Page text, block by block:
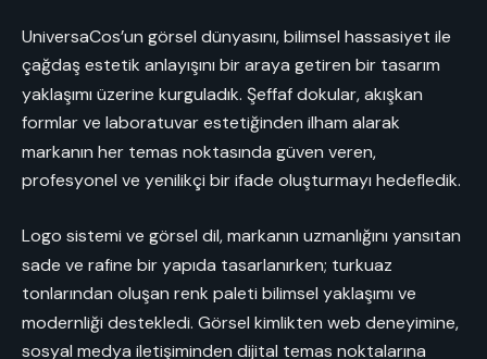
UniversaCos’un görsel dünyasını, bilimsel hassasiyet ile
çağdaş estetik anlayışını bir araya getiren bir tasarım
yaklaşımı üzerine kurguladık. Şeffaf dokular, akışkan
formlar ve laboratuvar estetiğinden ilham alarak
markanın her temas noktasında güven veren,
profesyonel ve yenilikçi bir ifade oluşturmayı hedefledik.
Logo sistemi ve görsel dil, markanın uzmanlığını yansıtan
sade ve rafine bir yapıda tasarlanırken; turkuaz
tonlarından oluşan renk paleti bilimsel yaklaşımı ve
modernliği destekledi. Görsel kimlikten web deneyimine,
sosyal medya iletişiminden dijital temas noktalarına